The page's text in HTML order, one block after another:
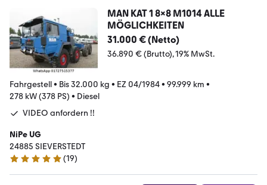
MAN KAT 1 8x8 M1014 ALLE
MÖGLICHKEITEN
31.000 € (Netto)
36.890 € (Brutto) 19% MwSt.
Fahrgestell• Bis 32.000 kg • EZ 04/1984• 99.999 km •
278 kW (378 PS) • Diesel
VIDEO anfordern !!
NiPe UG
24885 SIEVERSTEDT
5 Sterne
(19)